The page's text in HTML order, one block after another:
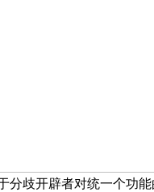
分歧开辟者对统一个功